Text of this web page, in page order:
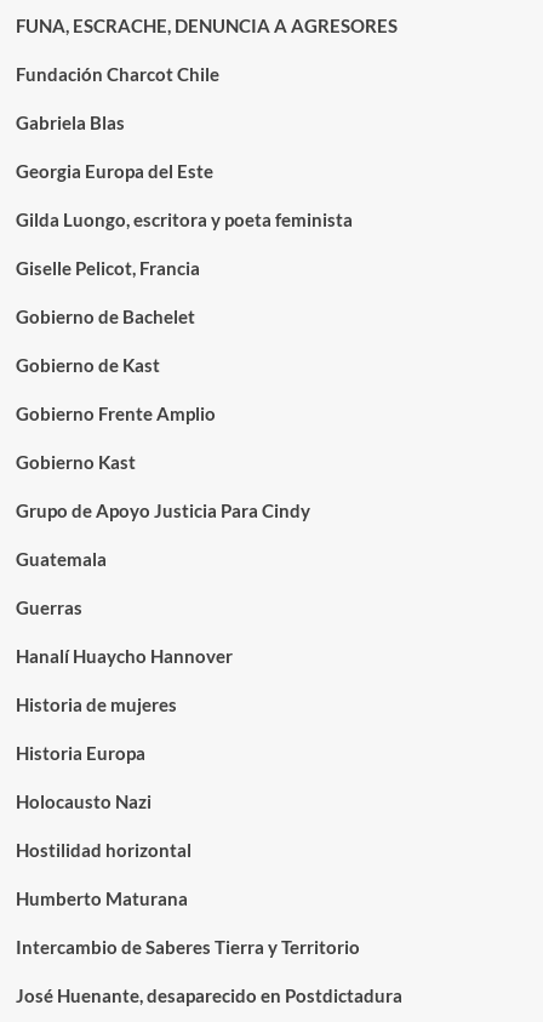
FUNA, ESCRACHE, DENUNCIA A AGRESORES
Fundación Charcot Chile
Gabriela Blas
Georgia Europa del Este
Gilda Luongo, escritora y poeta feminista
Giselle Pelicot, Francia
Gobierno de Bachelet
Gobierno de Kast
Gobierno Frente Amplio
Gobierno Kast
Grupo de Apoyo Justicia Para Cindy
Guatemala
Guerras
Hanalí Huaycho Hannover
Historia de mujeres
Historia Europa
Holocausto Nazi
Hostilidad horizontal
Humberto Maturana
Intercambio de Saberes Tierra y Territorio
José Huenante, desaparecido en Postdictadura